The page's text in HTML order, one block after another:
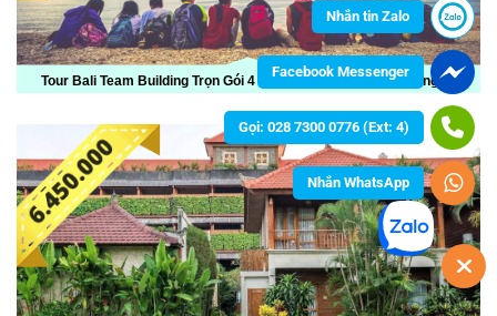
Tour Bali Team Building Trọn Gói 4 Ngày 3 Đêm Dành Cho Công Ty
Nhắn tin Zalo
Facebook Messenger
Gọi: 028 7300 0776 (Ext: 4)
Nhắn WhatsApp